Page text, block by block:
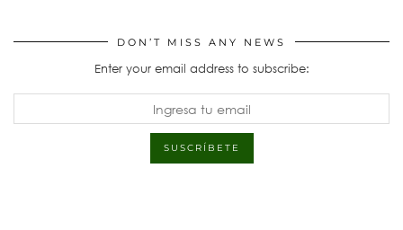
DON’T MISS ANY NEWS
Enter your email address to subscribe: